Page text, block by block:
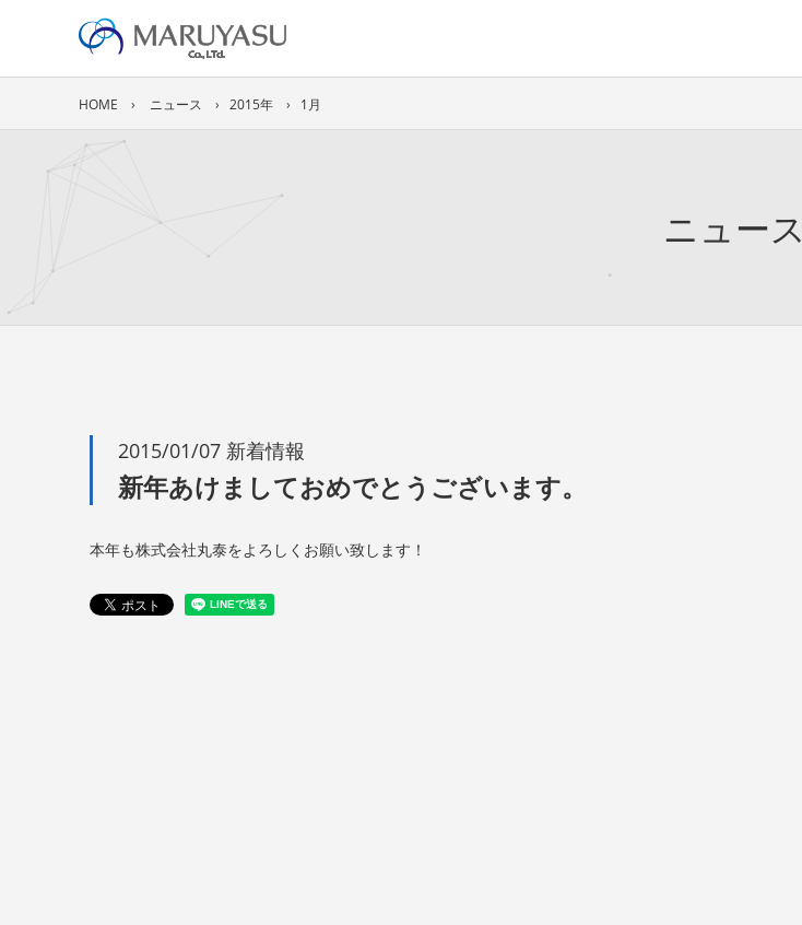
HOME ニュース 2015年 1月
ニュース
2015/01/07 新着情報
新年あけましておめでとうございます。
本年も株式会社丸泰をよろしくお願い致します！